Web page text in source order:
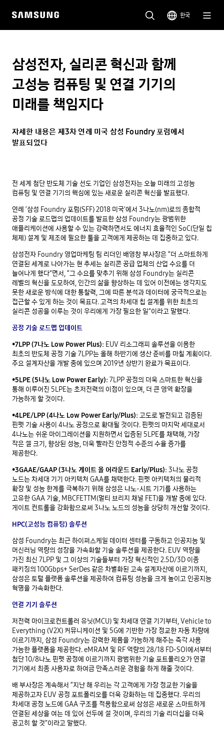
한국
삼성전자, 실리콘 혁신과 함께
고성능 컴퓨팅 및 연결 기기의
미래를 책임지다
자세한 내용은 제3차 연례 미국 삼성 Foundry 포럼에서
발표되었다
전 세계 첨단 반도체 기술 선도 기업인 삼성전자는 오늘 미래의 고성능
컴퓨팅 및 연결 기기의 핵심에 있는 새로운 실리콘 혁신을 발표했다.
연례 ‘삼성 Foundry 포럼(SFF) 2018 미국’에서 3나노(nm)로의 종합적
공정 기술 로드맵의 업데이트를 발표한 삼성 Foundry는 광범위한
애플리케이션에 사용할 수 있는 강력하면서도 에너지 효율적인 SoC(단일 칩
체제) 설계 및 제조에 필요한 툴을 고객에게 제공하는 데 집중하고 있다.
삼성전자 Foundry 영업마케팅 팀 리더인 배영창 부사장은 “더 스마트하게
연결된 세계로 나아가는 현 추세는 실리콘 공급 업체의 산업 수요를 더
늘어나게 했다”면서, “그 수요를 맞추기 위해 삼성 Foundry는 실리콘
레벨의 혁신을 도모하여, 인간의 삶을 향상하는 데 있어 이전에는 생각지도
못한 새로운 방식에 대한 통찰력, 그에 따른 분석과 데이터에 궁극적으로는
접근할 수 있게 하는 것이 목표다. 고객의 차세대 칩 설계를 위한 최초의
실리콘 성공을 이루는 것이 우리에게 가장 필요한 일”이라고 말했다.
공정 기술 로드맵 업데이트
•7LPP (7나노 Low Power Plus): EUV 리소그래피 솔루션을 이용한
최초의 반도체 공정 기술 7LPP는 올해 하반기에 생산 준비를 마칠 계획이다.
주요 설계자산을 개발 중에 있으며 2019년 상반기 완료가 목표이다.
•5LPE (5나노 Low Power Early): 7LPP 공정의 더욱 스마트한 혁신을
통해 이루어진 5LPE는 초저전력의 이점이 있으며, 더 큰 영역 확장을
가능하게 할 것이다.
•4LPE/LPP (4나노 Low Power Early/Plus): 고도로 발전되고 검증된
핀펫 기술 사용이 4나노 공정으로 확대될 것이다. 핀펫의 마지막 세대로서
4나노는 쉬운 마이그레이션을 지원하면서 입증된 5LPE를 채택해, 가장
작은 셀 크기, 향상된 성능, 더욱 빨라진 안정적 수준의 수율 증가를
제공한다.
•3GAAE/GAAP (3나노 게이트 올 어라운드 Early/Plus): 3나노 공정
노드는 차세대 기기 아키텍처 GAA를 채택한다. 핀펫 아키텍처의 물리적
확장 및 성능 한계를 극복하기 위해 삼성은 나노-시트 기기를 사용하는
고유한 GAA 기술, MBCFETTM(멀티 브리지 채널 FET)을 개발 중에 있다.
게이트 컨트롤을 강화함으로써 3나노 노드의 성능을 상당히 개선할 것이다.
HPC(고성능 컴퓨팅) 솔루션
삼성 Foundry는 최근 하이퍼스케일 데이터 센터를 구동하고 인공지능 및
머신러닝 역량의 성장을 가속화할 기술 솔루션을 제공한다. EUV 역량을
가진 최신 7LPP 및 그 이상의 기술들부터 가장 혁신적인 2.5D/3D 이종
패키징의 100Gbps+ SerDes 같은 차별화된 고속 설계자산에 이르기까지,
삼성은 토털 플랫폼 솔루션을 제공하여 컴퓨팅 성능을 크게 높이고 인공지능
혁명을 가속화한다.
연결 기기 솔루션
저전력 마이크로컨트롤러 유닛(MCU) 및 차세대 연결 기기부터, Vehicle to
Everything (V2X) 커뮤니케이션 및 5G에 기반한 가장 정교한 자동 차량에
이르기까지, 삼성 Foundry는 강력한 제품을 가능하게 해주는 즉각 사용
가능한 플랫폼을 제공한다. eMRAM 및 RF 역량의 28/18 FD-SOI에서부터
첨단 10/8나노 핀펫 공정에 이르기까지 광범위한 기술 포트폴리오가 연결
기기에서 최종 사용자로 하여금 만족스러운 경험을 하게 해줄 것이다.
배 부사장은 계속해서 “지난 해 우리는 각 고객에게 가장 정교한 기술을
제공하고자 EUV 공정 포트폴리오를 더욱 강화하는 데 집중했다. 우리의
차세대 공정 노드에 GAA 구조를 적용함으로써 삼성은 새로운 스마트하게
연결된 세상을 여는 데 있어 선두에 설 것이며, 우리의 기술 리더십을 더욱
공고히 할 것”이라고 말했다.